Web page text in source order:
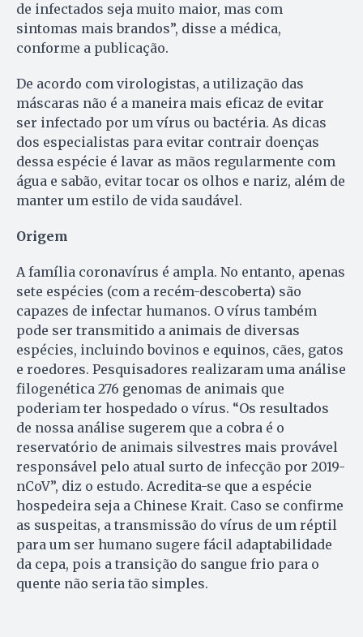
de infectados seja muito maior, mas com
sintomas mais brandos”, disse a médica,
conforme a publicação.
De acordo com virologistas, a utilização das
máscaras não é a maneira mais eficaz de evitar
ser infectado por um vírus ou bactéria. As dicas
dos especialistas para evitar contrair doenças
dessa espécie é lavar as mãos regularmente com
água e sabão, evitar tocar os olhos e nariz, além de
manter um estilo de vida saudável.
Origem
A família coronavírus é ampla. No entanto, apenas
sete espécies (com a recém-descoberta) são
capazes de infectar humanos. O vírus também
pode ser transmitido a animais de diversas
espécies, incluindo bovinos e equinos, cães, gatos
e roedores. Pesquisadores realizaram uma análise
filogenética 276 genomas de animais que
poderiam ter hospedado o vírus. “Os resultados
de nossa análise sugerem que a cobra é o
reservatório de animais silvestres mais provável
responsável pelo atual surto de infecção por 2019-
nCoV”, diz o estudo. Acredita-se que a espécie
hospedeira seja a Chinese Krait. Caso se confirme
as suspeitas, a transmissão do vírus de um réptil
para um ser humano sugere fácil adaptabilidade
da cepa, pois a transição do sangue frio para o
quente não seria tão simples.